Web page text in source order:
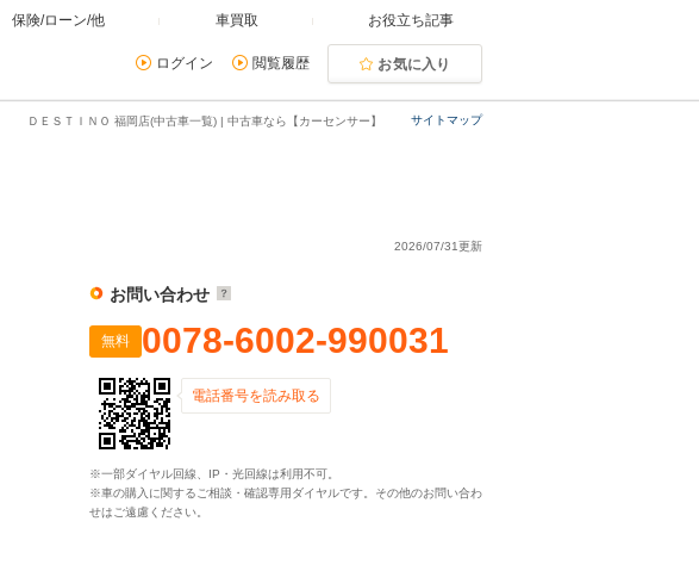
保険/ローン/他 車買取 お役立ち記事
ログイン 閲覧履歴 お気に入り
サイトマップ
ＤＥＳＴＩＮＯ 福岡店(中古車一覧) | 中古車なら【カーセンサー】
2026/07/31更新
お問い合わせ
無料 0078-6002-990031
電話番号を読み取る
※一部ダイヤル回線、IP・光回線は利用不可。
※車の購入に関するご相談・確認専用ダイヤルです。その他のお問い合わ
せはご遠慮ください。